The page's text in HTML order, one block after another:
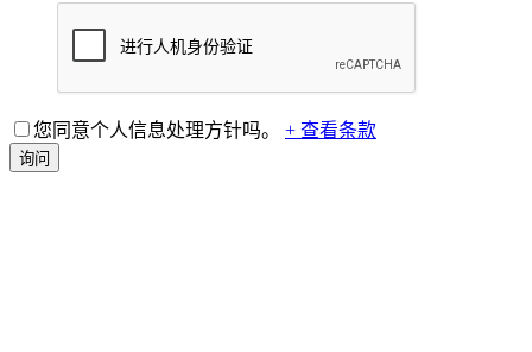
您同意个人信息处理方针吗。 + 查看条款
询问